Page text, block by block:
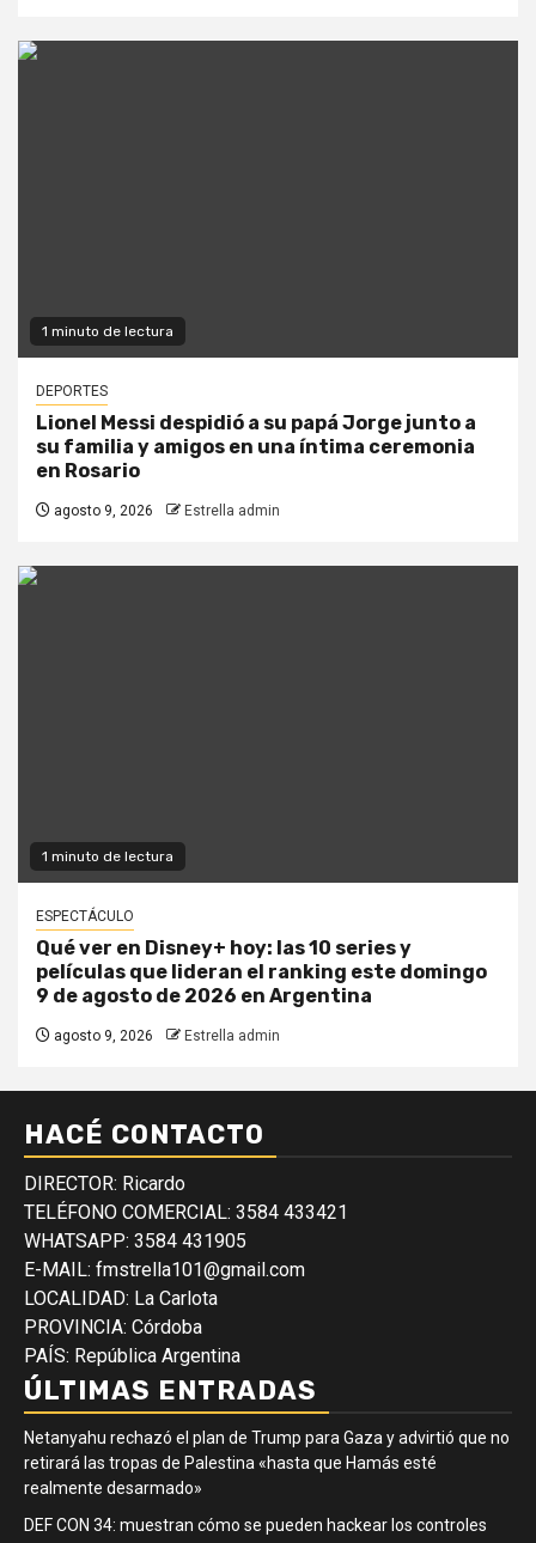
1 minuto de lectura
DEPORTES
Lionel Messi despidió a su papá Jorge junto a
su familia y amigos en una íntima ceremonia
en Rosario
agosto 9, 2026 Estrella admin
1 minuto de lectura
ESPECTÁCULO
Qué ver en Disney+ hoy: las 10 series y
películas que lideran el ranking este domingo
9 de agosto de 2026 en Argentina
agosto 9, 2026 Estrella admin
HACÉ CONTACTO
DIRECTOR: Ricardo
TELÉFONO COMERCIAL: 3584 433421
WHATSAPP: 3584 431905
E-MAIL: fmstrella101@gmail.com
LOCALIDAD: La Carlota
PROVINCIA: Córdoba
PAÍS: República Argentina
ÚLTIMAS ENTRADAS
Netanyahu rechazó el plan de Trump para Gaza y advirtió que no
retirará las tropas de Palestina «hasta que Hamás esté
realmente desarmado»
DEF CON 34: muestran cómo se pueden hackear los controles